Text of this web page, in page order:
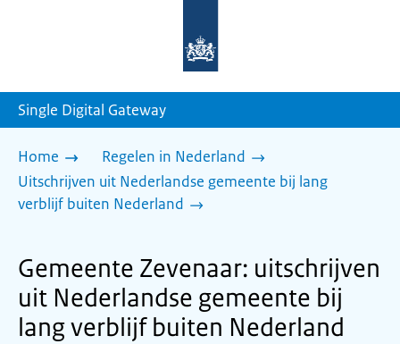
homepage
Single Digital Gateway
Home
Regelen in Nederland
Uitschrijven uit Nederlandse gemeente bij lang
verblijf buiten Nederland
Gemeente Zevenaar: uitschrijven
uit Nederlandse gemeente bij
lang verblijf buiten Nederland